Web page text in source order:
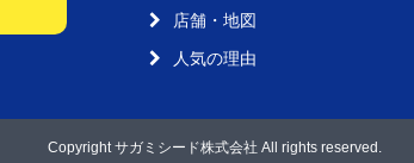
店舗・地図
人気の理由
Copyright サガミシード株式会社 All rights reserved.